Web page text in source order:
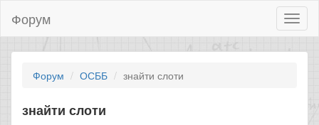
Форум
Форум ОСББ знайти слоти
знайти слоти